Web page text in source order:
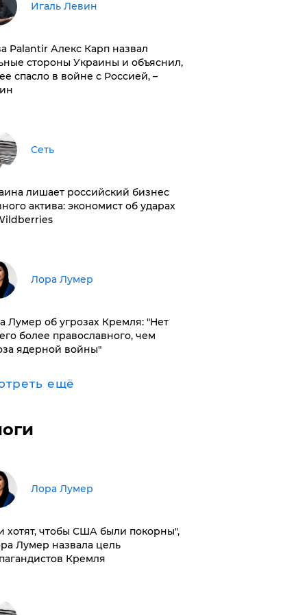
Игаль Левин
Palantir Алекс Карп назвал
стороны Украины и объяснил,
спасло в войне с Россией, –
Сеть
лишает российский бизнес
актива: экономист об ударах
​Лора Лумер
Лумер об угрозах Кремля: "Нет
более православного, чем
ядерной войны"
ещё
​Лора Лумер
хотят, чтобы США были покорны",
Лумер назвала цель
Кремля